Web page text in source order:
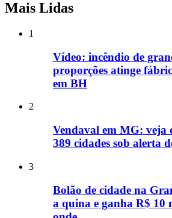
Mais Lidas
1
Vídeo: incêndio de
proporções atinge
em BH
2
Vendaval em MG: veja
389 cidades sob alerta
3
Bolão de cidade na
a quina e ganha R$ 10